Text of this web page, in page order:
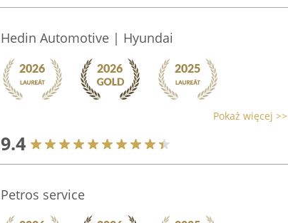
Hedin Automotive | Hyundai
Pokaż więcej >>
9.4
Petros service